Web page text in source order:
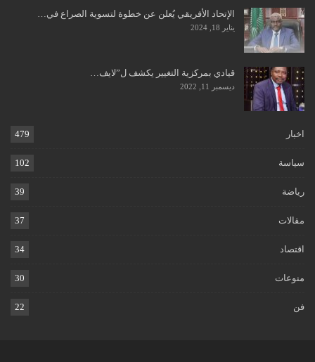
الإتحاد الأفريقي يُعلن عن خطوة لتسوية الصراع في…
يناير 18, 2024
قيادي بمركزية التغيير يكشف ل”لايف…
ديسمبر 11, 2022
اخبار 479
سياسة 102
رياضة 39
مقالات 37
اقتصاد 34
منوعات 30
فن 22